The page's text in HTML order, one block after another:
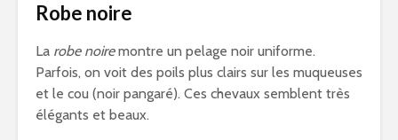
Robe noire
La robe noiremontre un pelage noir uniforme.
Parfois, on voit des poils plus clairs sur les muqueuses
et le cou (noir pangaré). Ces chevaux semblent très
élégants et beaux.